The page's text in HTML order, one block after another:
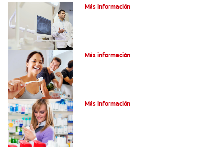
Más información
Más información
Más información